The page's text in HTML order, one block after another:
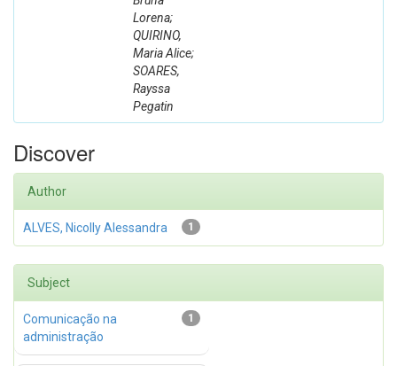
Lorena;
QUIRINO,
Maria Alice;
SOARES,
Rayssa
Pegatin
Discover
Author
1
ALVES, Nicolly Alessandra
Subject
1
Comunicação na
administração